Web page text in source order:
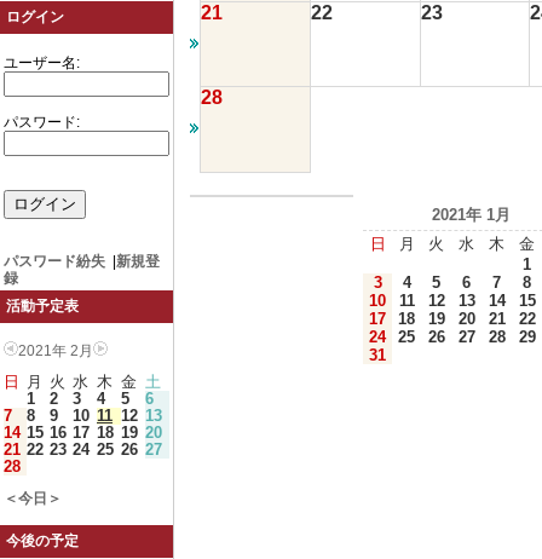
ログイン
ユーザー名:
パスワード:
パスワード紛失
新規登
録
活動予定表
2021年 2月
日 月 火 水 木 金 土
1
2 3 4 5
6
7
8 9 10 11 12 13
14 15 16 17 18 19 20
21 22 23 24 25 26 27
28
＜今日＞
今後の予定
21 22 23
28
2021年 1月
日
月 火 水 木
金
1
3
4 5 6 7
8
10
11 12 13 14
15
17
18 19 20 21
22
24
25 26 27 28
29
31